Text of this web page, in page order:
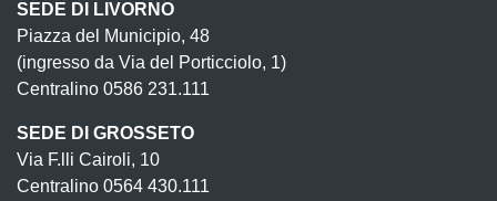
SEDE DI LIVORNO
Piazza del Municipio, 48
(ingresso da Via del Porticciolo, 1)
Centralino 0586 231.111
SEDE DI GROSSETO
Via F.lli Cairoli, 10
Centralino 0564 430.111